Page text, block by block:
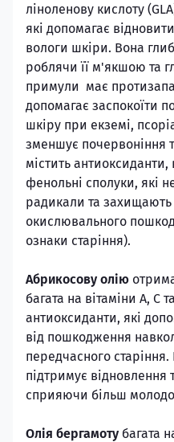
ліноленову кислоту
які допомагає
вологи шкіри. Вона
роблячи її м'якшою та
примули має
допомагає заспокоїти
шкіру при екземі,
зменшує почервоніння
містить
фенольні сполуки, які
радикали та захищають
окислювального
ознаки старіння).
Абрикосову олію
багата на вітаміни А, С
антиоксиданти, які
від пошкодження
передчасного старіння.
підтримує
сприяючи більш
Олія бергамоту багата